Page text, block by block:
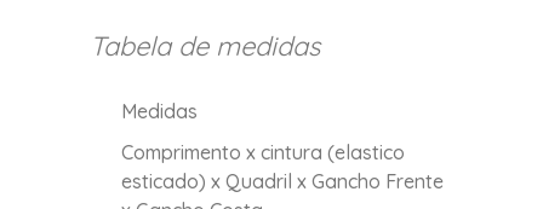
Tabela de medidas
Medidas
Comprimento x cintura (elastico
esticado) x Quadril x Gancho Frente